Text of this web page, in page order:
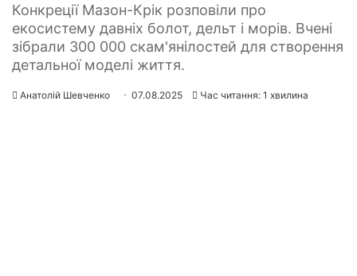
Конкреції Мазон-Крік розповіли про
екосистему давніх болот, дельт і морів. Вчені
зібрали 300 000 скам'янілостей для створення
детальної моделі життя.
Анатолій Шевченко 07.08.2025 Час читання: 1 хвилина